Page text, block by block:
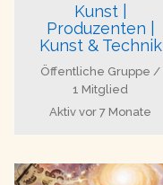
Kunst |
Produzenten |
Kunst & Technik
Öffentliche Gruppe /
1 Mitglied
Aktiv vor 7 Monate